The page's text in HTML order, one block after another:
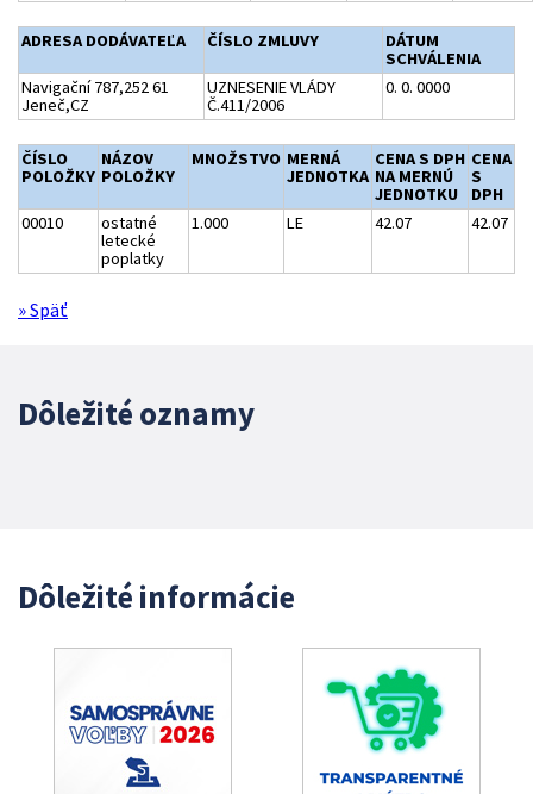
ADRESA DODÁVATEĽA ČÍSLO ZMLUVY
DÁTUM
SCHVÁLENIA
Navigační 787,252 61
Jeneč,CZ
UZNESENIE VLÁDY
Č.411/2006
0. 0. 0000
ČÍSLO
POLOŽKY
NÁZOV
POLOŽKY
MNOŽSTVO MERNÁ
JEDNOTKA
CENA S DPH
NA MERNÚ
JEDNOTKU
CENA
S
DPH
00010
ostatné
letecké
poplatky
1.000 LE 42.07 42.07
» Späť
Dôležité oznamy
Dôležité informácie